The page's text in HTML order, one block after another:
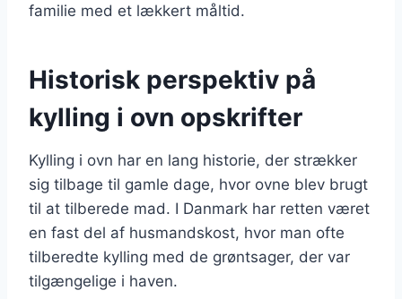
familie med et lækkert måltid.
Historisk perspektiv på
kylling i ovn opskrifter
Kylling i ovn har en lang historie, der strækker
sig tilbage til gamle dage, hvor ovne blev brugt
til at tilberede mad. I Danmark har retten været
en fast del af husmandskost, hvor man ofte
tilberedte kylling med de grøntsager, der var
tilgængelige i haven.